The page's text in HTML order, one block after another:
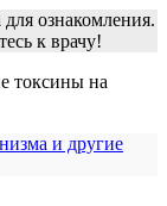
ознакомления.
к врачу!
токсины на